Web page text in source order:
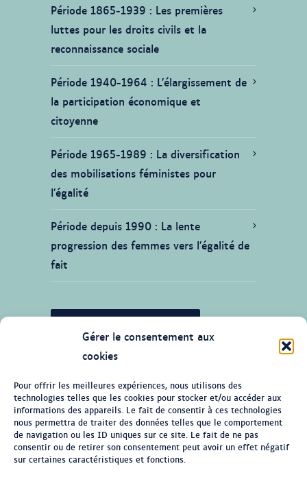
Gérer le consentement aux
cookies
Pour offrir les meilleures expériences, nous utilisons des
technologies telles que les cookies pour stocker et/ou accéder aux
informations des appareils. Le fait de consentir à ces technologies
nous permettra de traiter des données telles que le comportement
de navigation ou les ID uniques sur ce site. Le fait de ne pas
consentir ou de retirer son consentement peut avoir un effet négatif
sur certaines caractéristiques et fonctions.
Période 1865-1939
Les premières
luttes pour les droits civils et la
reconnaissance sociale
Période 1940-1964
L’élargissement de
la participation économique et
citoyenne
Période 1965-1989
La diversification
des mobilisations féministes pour
l’égalité
Période depuis 1990 La lente
progression des femmes vers l’égalité de
fait
© Tous droits réservés 2026 Ligne du
temps de l'histoire des femmes au
Québec